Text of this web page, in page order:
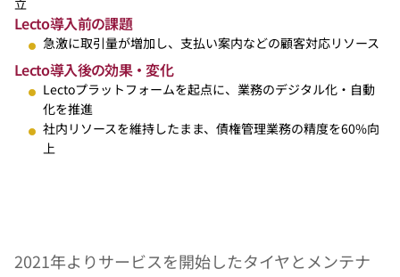
立
Lecto導入前の課題
急激に取引量が増加し、支払い案内などの顧客対応リソース
Lecto導入後の効果・変化
Lectoプラットフォームを起点に、業務のデジタル化・自動
化を推進
社内リソースを維持したまま、債権管理業務の精度を60%向
上
2021年よりサービスを開始したタイヤとメンテナ